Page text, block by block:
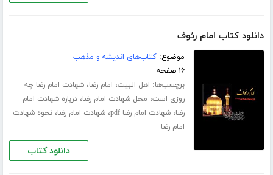
دانلود کتاب امام رئوف
موضوع:کتاب‌های اندیشه و مذهب
۱۶ صفحه
برچسب‌ها: اهل البیت، امام رضا،شهادت امام رضا چه
روزی است، محل شهادت امام رضا،درباره شهادت امام
رضا،شهادت امام رضا pdf ،شهادت امام رضا،نحوه شهادت
امام رضا
دانلود کتاب